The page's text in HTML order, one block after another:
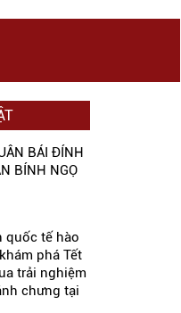
BÁI ĐÍNH
BÍNH NGỌ
quốc tế hào
phá Tết
trải nghiệm
chưng tại